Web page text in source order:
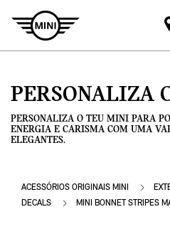
PERSONALIZA
PERSONALIZA O TEU MINI PARA
ENERGIA E CARISMA COM UMA
ELEGANTES.
ACESSÓRIOS ORIGINAIS MINI
DECALS
MINI BONNET STRIPES